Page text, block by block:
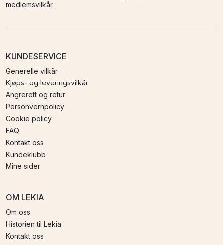
medlemsvilkår.
KUNDESERVICE
Generelle vilkår
Kjøps- og leveringsvilkår
Angrerett og retur
Personvernpolicy
Cookie policy
FAQ
Kontakt oss
Kundeklubb
Mine sider
OM LEKIA
Om oss
Historien til Lekia
Kontakt oss